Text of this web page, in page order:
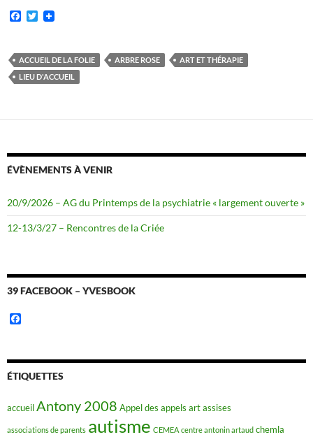
F
b
o
o
T
t
e
r
ACCUEIL DE LA FOLIE ARBRE ROSE
ART ET THÉRAPIE
LIEU D'ACCUEIL
ÉVÈNEMENTS À VENIR
20/9/2026 – AG du Printemps de la psychiatrie « largement ouverte »
12-13/3/27 – Rencontres de la Criée
39 FACEBOOK – YVESBOOK
b
o
o
ÉTIQUETTES
accueilAntony 2008 Appel des appels artassises
associations de parents autisme CEMEA centre antonin artaud chemla